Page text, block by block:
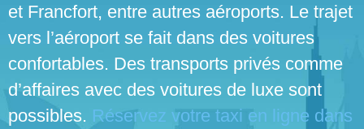
et Francfort, entre autres aéroports. Le trajet
vers l’aéroport se fait dans des voitures
confortables. Des transports privés comme
d’affaires avec des voitures de luxe sont
possibles. Réservez votre taxi en ligne dans